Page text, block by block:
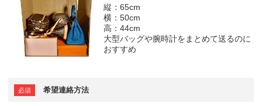
縦：65cm
横：50cm
高：44cm
大型バッグや腕時計をまとめて送るのに
おすすめ
希望連絡方法